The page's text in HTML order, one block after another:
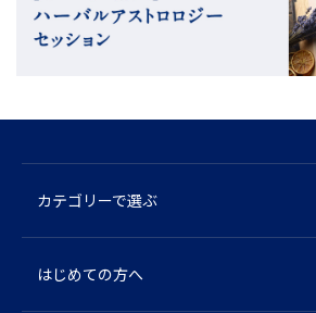
カテゴリーで選ぶ
はじめての方へ